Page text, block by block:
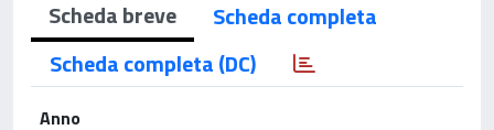
Scheda breve
Scheda completa
Scheda completa (DC)
Anno